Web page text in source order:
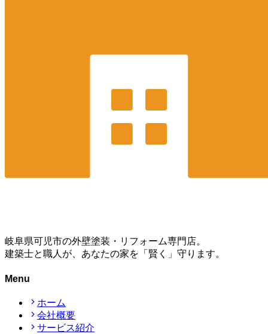
岐阜県可児市の外壁塗装・リフォーム専門店。
建築士と職人が、あなたの家を「賢く」守ります。
Menu
ホーム
会社概要
サービス紹介